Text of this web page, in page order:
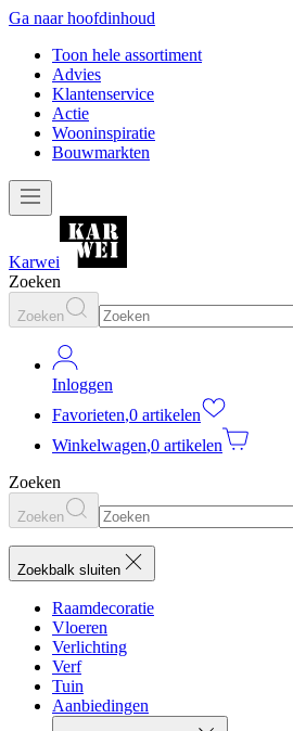
Ga naar hoofdinhoud
Toon hele assortiment
Advies
Klantenservice
Actie
Wooninspiratie
Bouwmarkten
Karwei
Zoeken
Zoeken
Inloggen
Favorieten,0 artikelen
Winkelwagen,0 artikelen
Zoeken
Zoeken
Zoekbalk sluiten
Raamdecoratie
Vloeren
Verlichting
Verf
Tuin
Aanbiedingen